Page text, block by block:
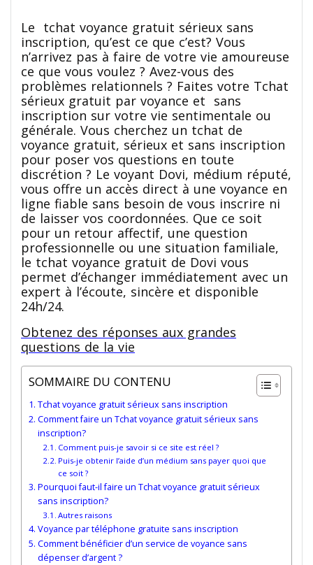
Le tchat voyance gratuit sérieux sans
inscription, qu’est ce que c’est? Vous
n’arrivez pas à faire de votre vie amoureuse
ce que vous voulez ? Avez-vous des
problèmes relationnels ? Faites votre Tchat
sérieux gratuit par voyance et sans
inscription sur votre vie sentimentale ou
générale. Vous cherchez un tchat de
voyance gratuit, sérieux et sans inscription
pour poser vos questions en toute
discrétion ? Le voyant Dovi, médium réputé,
vous offre un accès direct à une voyance en
ligne fiable sans besoin de vous inscrire ni
de laisser vos coordonnées. Que ce soit
pour un retour affectif, une question
professionnelle ou une situation familiale,
le tchat voyance gratuit de Dovi vous
permet d’échanger immédiatement avec un
expert à l’écoute, sincère et disponible
24h/24.
Obtenez des réponses aux grandes
questions de la vie
SOMMAIRE DU CONTENU
Tchat voyance gratuit sérieux sans inscription
Comment faire un Tchat voyance gratuit sérieux sans
inscription?
Comment puis-je savoir si ce site est réel ?
Puis-je obtenir l’aide d’un médium sans payer quoi que
ce soit ?
Pourquoi faut-il faire un Tchat voyance gratuit sérieux
sans inscription?
Autres raisons
Voyance par téléphone gratuite sans inscription
Comment bénéficier d’un service de voyance sans
dépenser d’argent ?